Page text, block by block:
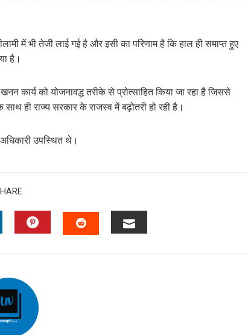
में भी तेजी लाई गई है और इसी का परिणाम है कि हाल ही समाप्त हुए
है।
कार्य को योजनावद्ध तरीके से प्रोत्साहित किया जा रहा है जिससे
ही राज्य सरकार के राजस्व में बढ़ोतरी हो रही है।
उपस्थित थे।